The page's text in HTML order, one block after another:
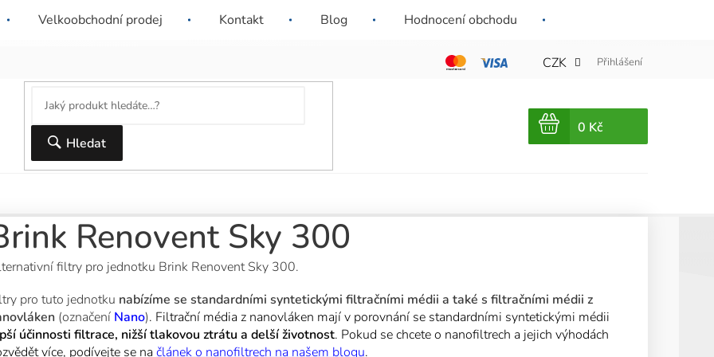
firma nebo SVJ? Dejte nám o sobě vědět a
dostanete nabídku šitou na míru.
Sleva 10% pro nákup
nad 6000 Kč.
Všechny naše filtry mají certifikovaná filtrační média a pevné
CZK Přihlášení
Hledat
NÁKUPNÍ
Velkoobchodní prodej Kontakt Blog Hodnocení obchodu
Renovent Sky 300
filtry pro jednotku Brink Renovent Sky 300.
pro tuto jednotku nabízíme se standardními syntetickými filtračními médii a také s filtračními médii z
(označení Nano). Filtrační média z nanovláken mají v porovnání se standardními syntetickými médii
účinnosti filtrace, nižší tlakovou ztrátu a delší životnost. Pokud se chcete o nanofiltrech a jejich výhodách
více, podívejte se načlánek o nanofiltrech na našem blogu.